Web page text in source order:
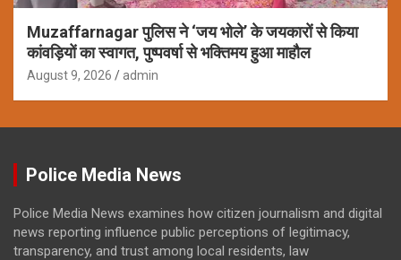
Muzaffarnagar पुलिस ने ‘जय भोले’ के जयकारों से किया
कांवड़ियों का स्वागत, पुष्पवर्षा से भक्तिमय हुआ माहौल
August 9, 2026 admin
Police Media News
Police Media News examines how citizen journalism and digital
news reporting influence public perceptions of legitimacy,
transparency, and trust among local residents, law